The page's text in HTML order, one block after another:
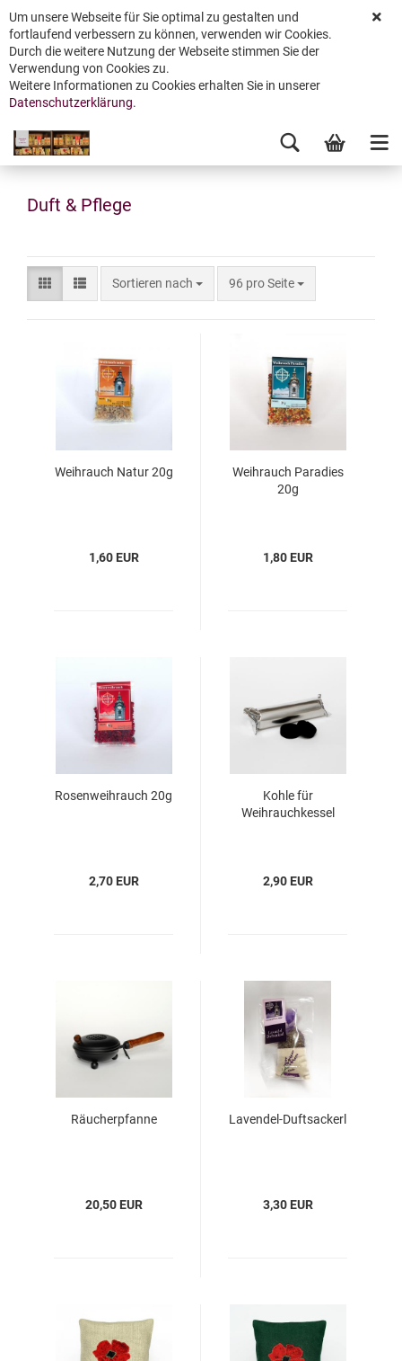
Um unsere Webseite für Sie optimal zu gestalten und
fortlaufend verbessern zu können, verwenden wir Cookies.
Durch die weitere Nutzung der Webseite stimmen Sie der
Verwendung von Cookies zu.
Weitere Informationen zu Cookies erhalten Sie in unserer
Datenschutzerklärung.
Duft & Pflege
Sortieren nach 96 pro Seite
Weihrauch Natur 20g
1,60 EUR
Weihrauch Paradies
20g
1,80 EUR
Rosenweihrauch 20g
2,70 EUR
Kohle für
Weihrauchkessel
2,90 EUR
Räucherpfanne
20,50 EUR
Lavendel-Duftsackerl
3,30 EUR